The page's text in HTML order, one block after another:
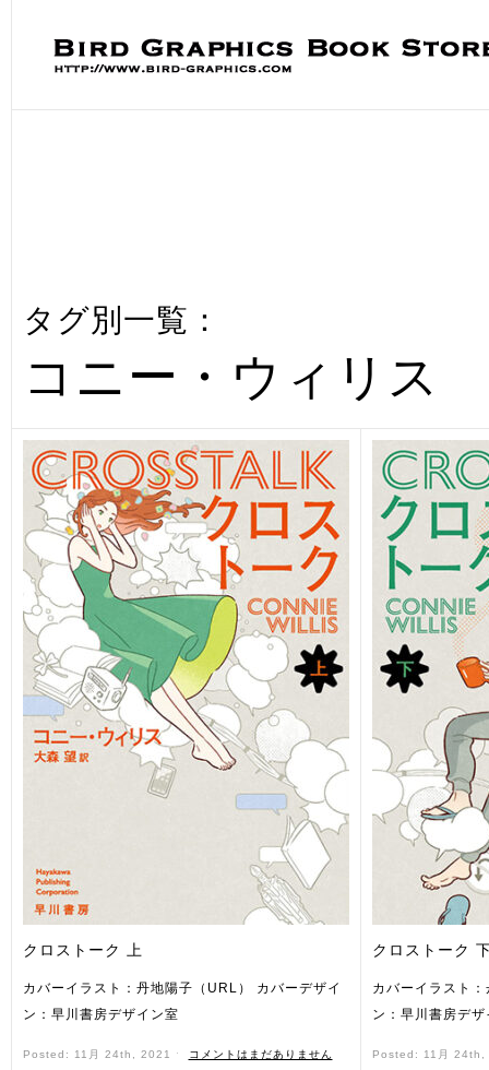
タグ別一覧：
コニー・ウィリス
クロストーク 上
カバーイラスト：丹地陽子（URL） カバーデザイ
ン：早川書房デザイン室
Posted: 11月 24th, 2021 ˑ
コメントはまだありません
クロストーク
カバーイラスト
ン：早川書房デザ
Posted: 11月